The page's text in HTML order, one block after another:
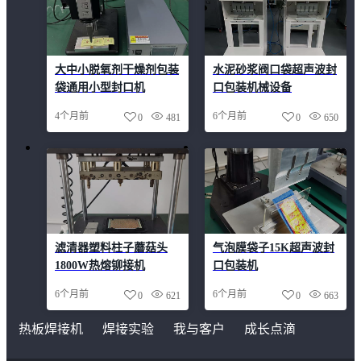
大中小脱氧剂干燥剂包装
袋通用小型封口机
4个月前 481
0
水泥砂浆阀口袋超声波封
口包装机械设备
6个月前 650
0
滤清器塑料柱子蘑菇头
1800W热熔铆接机
6个月前 621
0
气泡膜袋子15K超声波封
口包装机
6个月前 663
0
热板焊接机 焊接实验 我与客户 成长点滴